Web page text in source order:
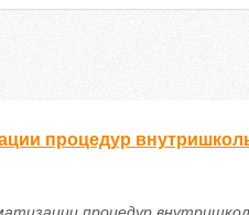
процедур